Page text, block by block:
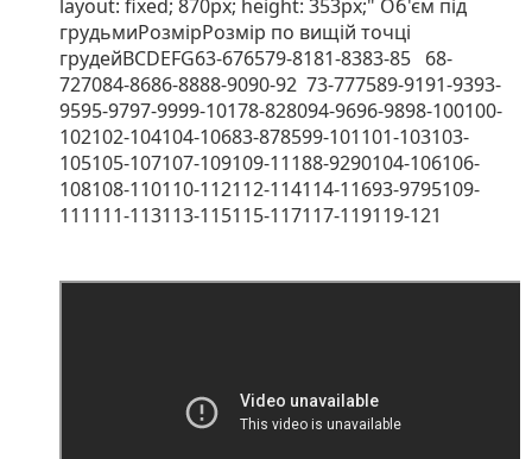
layout: fixed; 870px; height: 353px;" Об'єм під
грудьмиРозмірРозмір по вищій точці
грудейBCDEFG63-676579-8181-8383-85 68-
727084-8686-8888-9090-92 73-777589-9191-9393-
9595-9797-9999-10178-828094-9696-9898-100100-
102102-104104-10683-878599-101101-103103-
105105-107107-109109-11188-9290104-106106-
108108-110110-112112-114114-11693-9795109-
111111-113113-115115-117117-119119-121